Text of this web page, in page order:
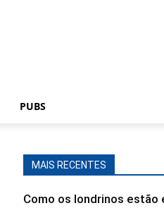
PUBS
MAIS RECENTES
Como os londrinos estão